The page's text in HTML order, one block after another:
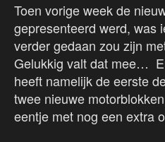
Toen vorige week de
gepresenteerd werd, was
verder gedaan zou zijn
Gelukkig valt dat mee…
heeft namelijk de eerste
twee nieuwe
eentje met nog een extra